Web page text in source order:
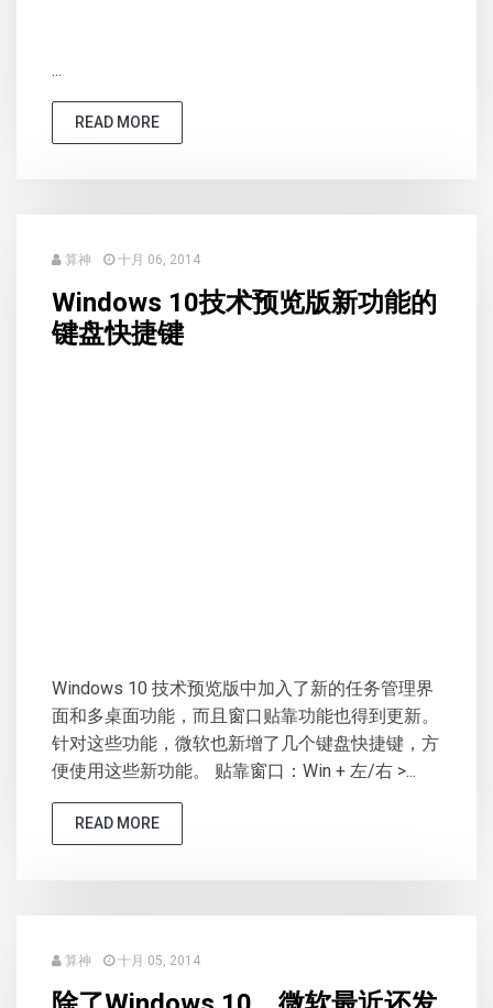
...
READ MORE
算神 十月 06, 2014
Windows 10技术预览版新功能的
键盘快捷键
Windows 10 技术预览版中加入了新的任务管理界
面和多桌面功能，而且窗口贴靠功能也得到更新。
针对这些功能，微软也新增了几个键盘快捷键，方
便使用这些新功能。 贴靠窗口：Win + 左/右 >...
READ MORE
算神 十月 05, 2014